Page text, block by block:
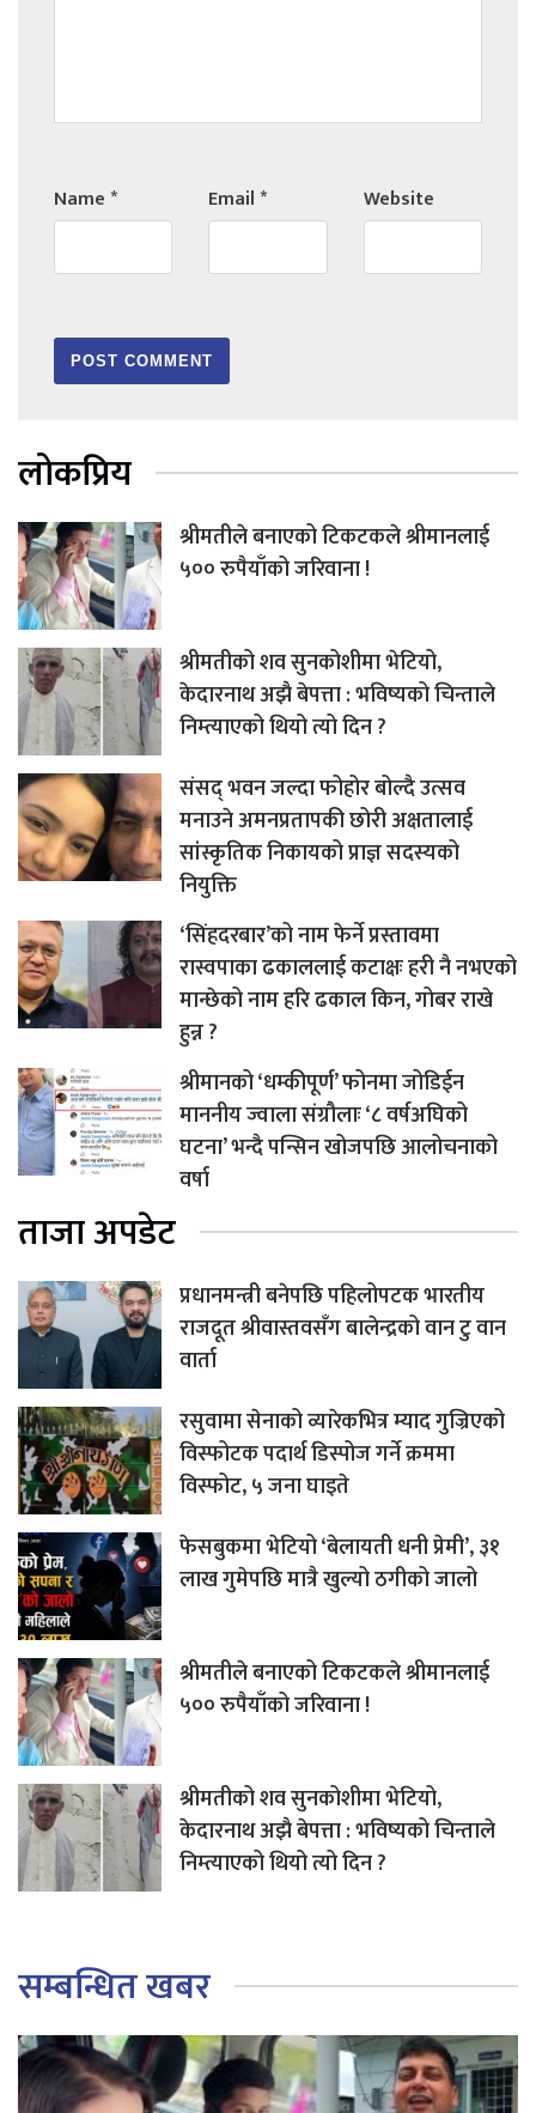
Name* Email* Website
लोकप्रिय
श्रीमतीले बनाएको टिकटकले श्रीमानलाई
५०० रुपैयाँको जरिवाना !
श्रीमतीको शव सुनकोशीमा भेटियो,
केदारनाथ अझै बेपत्ता : भविष्यको चिन्ताले
निम्त्याएको थियो त्यो दिन ?
संसद् भवन जल्दा फोहोर बोल्दै उत्सव
मनाउने अमनप्रतापकी छोरी अक्षतालाई
सांस्कृतिक निकायको प्राज्ञ सदस्यको
नियुक्ति
‘सिंहदरबार’को नाम फेर्ने प्रस्तावमा
रास्वपाका ढकाललाई कटाक्षः हरी नै नभएको
मान्छेको नाम हरि ढकाल किन, गोबर राखे
हुन्न ?
श्रीमानको ‘धम्कीपूर्ण’ फोनमा जोडिईन
माननीय ज्वाला संग्रौलाः ‘८ वर्षअघिको
घटना’ भन्दै पन्सिन खोजपछि आलोचनाको
वर्षा
ताजा अपडेट
प्रधानमन्त्री बनेपछि पहिलोपटक भारतीय
राजदूत श्रीवास्तवसँग बालेन्द्रको वान टु वान
वार्ता
रसुवामा सेनाको व्यारेकभित्र म्याद गुज्रिएको
विस्फोटक पदार्थ डिस्पोज गर्ने क्रममा
विस्फोट, ५ जना घाइते
फेसबुकमा भेटियो ‘बेलायती धनी प्रेमी’, ३१
लाख गुमेपछि मात्रै खुल्यो ठगीको जालो
श्रीमतीले बनाएको टिकटकले श्रीमानलाई
५०० रुपैयाँको जरिवाना !
श्रीमतीको शव सुनकोशीमा भेटियो,
केदारनाथ अझै बेपत्ता : भविष्यको चिन्ताले
निम्त्याएको थियो त्यो दिन ?
सम्बन्धित खबर